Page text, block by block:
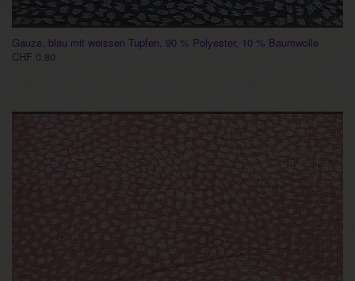
Gauze, blau mit weissen Tupfen, 90 % Polyester, 10 % Baumwolle
CHF 0.80